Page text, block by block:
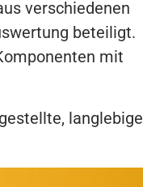
verschiedenen
beteiligt.
mit
langlebige